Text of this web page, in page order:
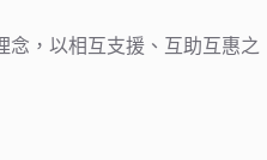
，以相互支援、互助互惠之